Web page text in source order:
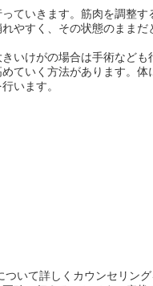
ていきます。筋肉を調整す
やすく、その状態のままだ
いけがの場合は手術なども
ていく方法があります。体
います。
いて詳しくカウンセリング